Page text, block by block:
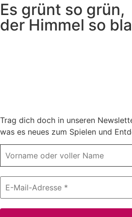
Es grünt so grün,
der Himmel so
Trag dich doch in unseren
was es neues zum Spielen und